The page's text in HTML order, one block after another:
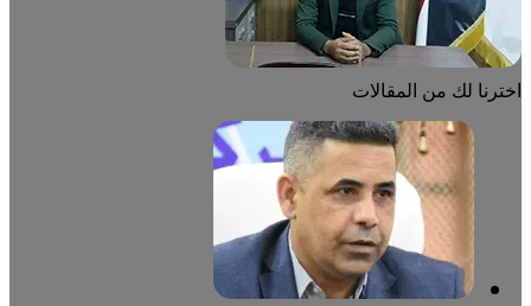
اخترنا لك من المقالات